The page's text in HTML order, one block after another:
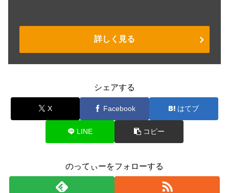
詳しく見る
シェアする
X Facebook はてブ
LINE コピー
のってぃーをフォローする